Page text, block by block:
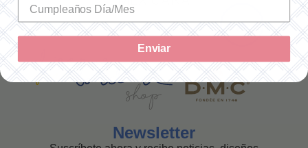
Newsletter
Enviar